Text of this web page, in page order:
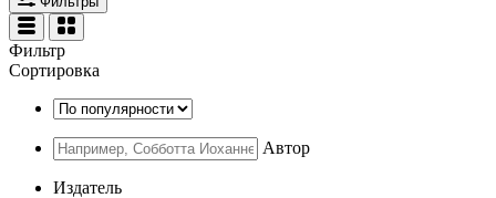
Фильтр
Сортировка
Автор
Издатель